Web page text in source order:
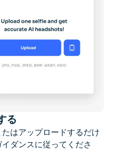
る
はアップロードするだけ
ダンスに従ってくださ